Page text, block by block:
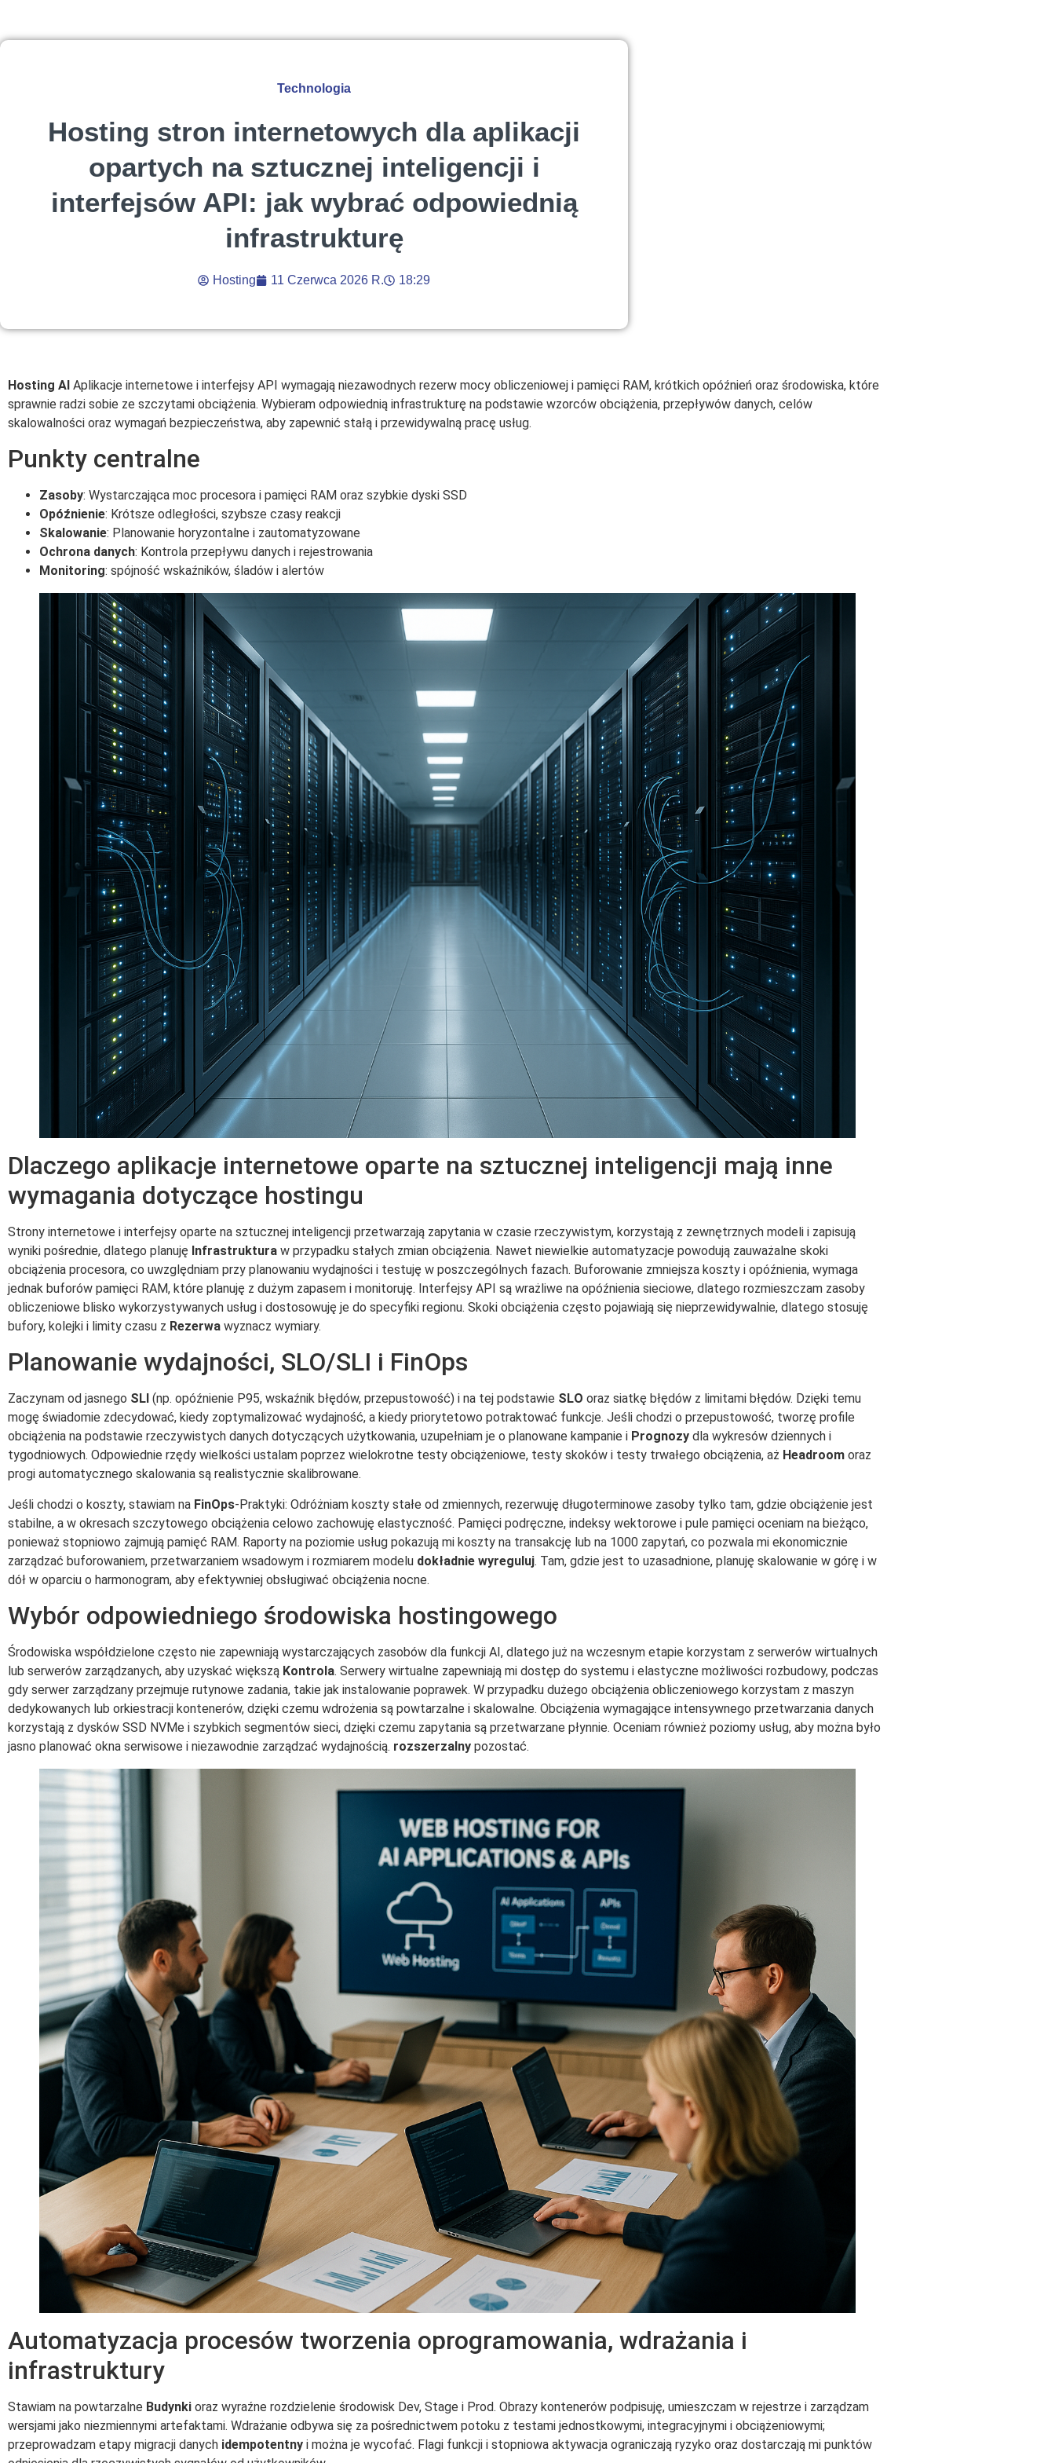
Technologia
Hosting stron internetowych dla aplikacji
opartych na sztucznej inteligencji i
interfejsów API: jak wybrać odpowiednią
infrastrukturę
Hosting 11 Czerwca 2026 R. 18:29
Hosting AI Aplikacje internetowe i interfejsy API wymagają niezawodnych rezerw mocy obliczeniowej i pamięci RAM, krótkich opóźnień oraz środowiska, które
sprawnie radzi sobie ze szczytami obciążenia. Wybieram odpowiednią infrastrukturę na podstawie wzorców obciążenia, przepływów danych, celów
skalowalności oraz wymagań bezpieczeństwa, aby zapewnić stałą i przewidywalną pracę usług.
Punkty centralne
Zasoby: Wystarczająca moc procesora i pamięci RAM oraz szybkie dyski SSD
Opóźnienie: Krótsze odległości, szybsze czasy reakcji
Skalowanie: Planowanie horyzontalne i zautomatyzowane
Ochrona danych: Kontrola przepływu danych i rejestrowania
Monitoring: spójność wskaźników, śladów i alertów
Dlaczego aplikacje internetowe oparte na sztucznej inteligencji mają inne
wymagania dotyczące hostingu
Strony internetowe i interfejsy oparte na sztucznej inteligencji przetwarzają zapytania w czasie rzeczywistym, korzystają z zewnętrznych modeli i zapisują
wyniki pośrednie, dlatego planuję Infrastruktura w przypadku stałych zmian obciążenia. Nawet niewielkie automatyzacje powodują zauważalne skoki
obciążenia procesora, co uwzględniam przy planowaniu wydajności i testuję w poszczególnych fazach. Buforowanie zmniejsza koszty i opóźnienia, wymaga
jednak buforów pamięci RAM, które planuję z dużym zapasem i monitoruję. Interfejsy API są wrażliwe na opóźnienia sieciowe, dlatego rozmieszczam zasoby
obliczeniowe blisko wykorzystywanych usług i dostosowuję je do specyfiki regionu. Skoki obciążenia często pojawiają się nieprzewidywalnie, dlatego stosuję
bufory, kolejki i limity czasu z Rezerwa wyznacz wymiary.
Planowanie wydajności, SLO/SLI i FinOps
Zaczynam od jasnego SLI (np. opóźnienie P95, wskaźnik błędów, przepustowość) i na tej podstawie SLO oraz siatkę błędów z limitami błędów. Dzięki temu
mogę świadomie zdecydować, kiedy zoptymalizować wydajność, a kiedy priorytetowo potraktować funkcje. Jeśli chodzi o przepustowość, tworzę profile
obciążenia na podstawie rzeczywistych danych dotyczących użytkowania, uzupełniam je o planowane kampanie i Prognozy dla wykresów dziennych i
tygodniowych. Odpowiednie rzędy wielkości ustalam poprzez wielokrotne testy obciążeniowe, testy skoków i testy trwałego obciążenia, aż Headroom oraz
progi automatycznego skalowania są realistycznie skalibrowane.
Jeśli chodzi o koszty, stawiam na FinOps-Praktyki: Odróżniam koszty stałe od zmiennych, rezerwuję długoterminowe zasoby tylko tam, gdzie obciążenie jest
stabilne, a w okresach szczytowego obciążenia celowo zachowuję elastyczność. Pamięci podręczne, indeksy wektorowe i pule pamięci oceniam na bieżąco,
ponieważ stopniowo zajmują pamięć RAM. Raporty na poziomie usług pokazują mi koszty na transakcję lub na 1000 zapytań, co pozwala mi ekonomicznie
zarządzać buforowaniem, przetwarzaniem wsadowym i rozmiarem modelu dokładnie wyreguluj. Tam, gdzie jest to uzasadnione, planuję skalowanie w górę i w
dół w oparciu o harmonogram, aby efektywniej obsługiwać obciążenia nocne.
Wybór odpowiedniego środowiska hostingowego
Środowiska współdzielone często nie zapewniają wystarczających zasobów dla funkcji AI, dlatego już na wczesnym etapie korzystam z serwerów wirtualnych
lub serwerów zarządzanych, aby uzyskać większą Kontrola. Serwery wirtualne zapewniają mi dostęp do systemu i elastyczne możliwości rozbudowy, podczas
gdy serwer zarządzany przejmuje rutynowe zadania, takie jak instalowanie poprawek. W przypadku dużego obciążenia obliczeniowego korzystam z maszyn
dedykowanych lub orkiestracji kontenerów, dzięki czemu wdrożenia są powtarzalne i skalowalne. Obciążenia wymagające intensywnego przetwarzania danych
korzystają z dysków SSD NVMe i szybkich segmentów sieci, dzięki czemu zapytania są przetwarzane płynnie. Oceniam również poziomy usług, aby można było
jasno planować okna serwisowe i niezawodnie zarządzać wydajnością. rozszerzalny pozostać.
Automatyzacja procesów tworzenia oprogramowania, wdrażania i
infrastruktury
Stawiam na powtarzalne Budynki oraz wyraźne rozdzielenie środowisk Dev, Stage i Prod. Obrazy kontenerów podpisuję, umieszczam w rejestrze i zarządzam
wersjami jako niezmiennymi artefaktami. Wdrażanie odbywa się za pośrednictwem potoku z testami jednostkowymi, integracyjnymi i obciążeniowymi;
przeprowadzam etapy migracji danych idempotentny i można je wycofać. Flagi funkcji i stopniowa aktywacja ograniczają ryzyko oraz dostarczają mi punktów